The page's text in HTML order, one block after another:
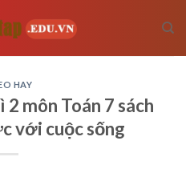
HAY
môn Toán 7 sách
với cuộc sống